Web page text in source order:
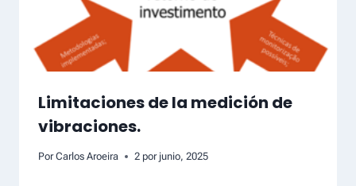
Limitaciones de la medición de
vibraciones.
Por Carlos Aroeira 2 por junio, 2025